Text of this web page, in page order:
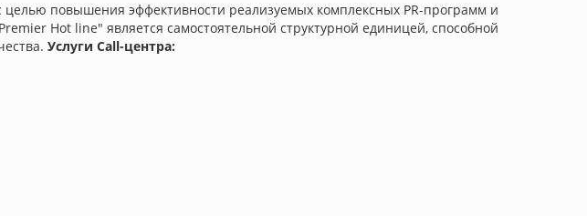
целью повышения эффективности реализуемых комплексных PR-программ и
Hot line" является самостоятельной структурной единицей, способной
Услуги Call-центра: